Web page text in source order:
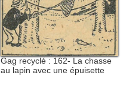
Gag recyclé : 162- La chasse
au lapin avec une épuisette